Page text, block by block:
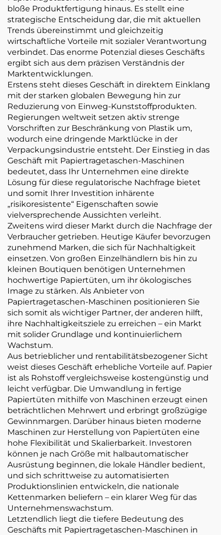
bloße Produktfertigung hinaus. Es stellt eine
strategische Entscheidung dar, die mit aktuellen
Trends übereinstimmt und gleichzeitig
wirtschaftliche Vorteile mit sozialer Verantwortung
verbindet. Das enorme Potenzial dieses Geschäfts
ergibt sich aus dem präzisen Verständnis der
Marktentwicklungen.
Erstens steht dieses Geschäft in direktem Einklang
mit der starken globalen Bewegung hin zur
Reduzierung von Einweg-Kunststoffprodukten.
Regierungen weltweit setzen aktiv strenge
Vorschriften zur Beschränkung von Plastik um,
wodurch eine dringende Marktlücke in der
Verpackungsindustrie entsteht. Der Einstieg in das
Geschäft mit Papiertragetaschen-Maschinen
bedeutet, dass Ihr Unternehmen eine direkte
Lösung für diese regulatorische Nachfrage bietet
und somit Ihrer Investition inhärente
„risikoresistente“ Eigenschaften sowie
vielversprechende Aussichten verleiht.
Zweitens wird dieser Markt durch die Nachfrage der
Verbraucher getrieben. Heutige Käufer bevorzugen
zunehmend Marken, die sich für Nachhaltigkeit
einsetzen. Von großen Einzelhändlern bis hin zu
kleinen Boutiquen benötigen Unternehmen
hochwertige Papiertüten, um ihr ökologisches
Image zu stärken. Als Anbieter von
Papiertragetaschen-Maschinen positionieren Sie
sich somit als wichtiger Partner, der anderen hilft,
ihre Nachhaltigkeitsziele zu erreichen – ein Markt
mit solider Grundlage und kontinuierlichem
Wachstum.
Aus betrieblicher und rentabilitätsbezogener Sicht
weist dieses Geschäft erhebliche Vorteile auf. Papier
ist als Rohstoff vergleichsweise kostengünstig und
leicht verfügbar. Die Umwandlung in fertige
Papiertüten mithilfe von Maschinen erzeugt einen
beträchtlichen Mehrwert und erbringt großzügige
Gewinnmargen. Darüber hinaus bieten moderne
Maschinen zur Herstellung von Papiertüten eine
hohe Flexibilität und Skalierbarkeit. Investoren
können je nach Größe mit halbautomatischer
Ausrüstung beginnen, die lokale Händler bedient,
und sich schrittweise zu automatisierten
Produktionslinien entwickeln, die nationale
Kettenmarken beliefern – ein klarer Weg für das
Unternehmenswachstum.
Letztendlich liegt die tiefere Bedeutung des
Geschäfts mit Papiertragetaschen-Maschinen in